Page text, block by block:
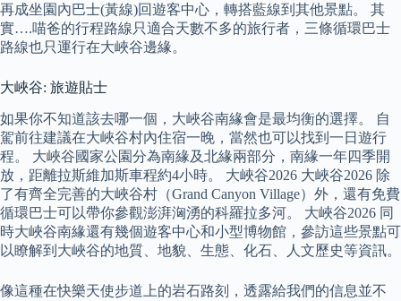
再成坐園內巴士(黃線)回遊客中心，轉搭藍線到其他景點。 其
實….喵爸的行程路線只適合天數不多的旅行者，三條循環巴士
路線也只運行在大峽谷邊緣。
大峽谷: 旅遊貼士
如果你不知道該去哪一個，大峽谷南緣會是最均衡的選擇。 自
駕前往建議在大峽谷村內住宿一晚，當然也可以找到一日遊行
程。 大峽谷國家公園分為南緣及北緣兩部分，南緣一年四季開
放，距離拉斯維加斯車程約4小時。 大峽谷2026 大峽谷2026 除
了有齊全完善的大峽谷村（Grand Canyon Village）外，還有免費
循環巴士可以帶你參觀澎湃洶湧的科羅拉多河。 大峽谷2026 同
時大峽谷南緣還有幾個遊客中心和小型博物館，參訪這些景點可
以瞭解到大峽谷的地質、地貌、生態、化石、人文歷史等資訊。
像這種在快樂天使步道上的岩石路刻，透露給我們的信息並不